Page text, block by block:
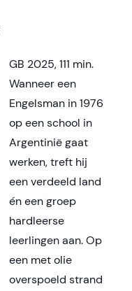
GB 2025, 111 min.
Wanneer een
Engelsman in 1976
op een school in
Argentinië gaat
werken, treft hij
een verdeeld land
én een groep
hardleerse
leerlingen aan. Op
een met olie
overspoeld strand